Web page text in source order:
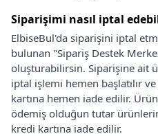
Siparişimi nasıl iptal
ElbiseBul'da siparişini iptal
bulunan "Sipariş Destek
oluşturabilirsin. Siparişine ait
iptal işlemi hemen başlatılır
kartına hemen iade edilir.
ödemiş olduğun tutar
kredi kartına iade edilir.